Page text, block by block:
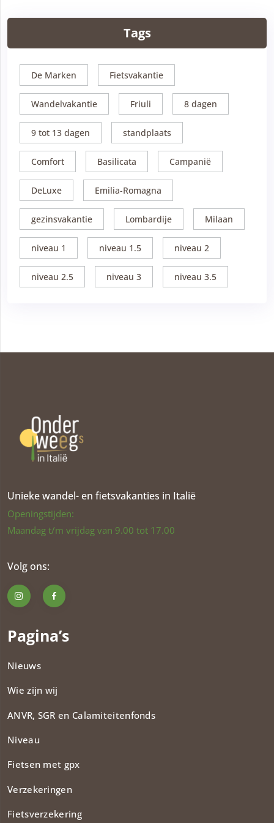
Tags
De Marken Fietsvakantie
Wandelvakantie Friuli 8 dagen
9 tot 13 dagen standplaats
Comfort Basilicata Campanië
DeLuxe Emilia-Romagna
gezinsvakantie Lombardije Milaan
niveau 1 niveau 1.5 niveau 2
niveau 2.5 niveau 3 niveau 3.5
Unieke wandel- en fietsvakanties in Italië
Openingstijden:
Maandag t/m vrijdag van 9.00 tot 17.00
Volg ons:
Pagina’s
Nieuws
Wie zijn wij
ANVR, SGR en Calamiteitenfonds​
Niveau
Fietsen met gpx
Verzekeringen
Fietsverzekering